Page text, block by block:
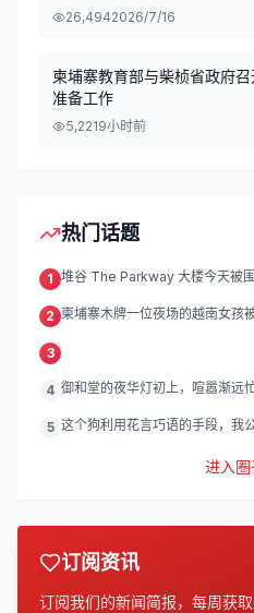
26,4942026/7/16
柬埔寨教育部与柴桢省政府
准备工作
5,2219小时前
热门话题
1 堆谷 The Parkway 大楼今天被
2 柬埔寨木牌一位夜场的越南女孩
3
4 御和堂的夜华灯初上，喧嚣渐远
5 这个狗利用花言巧语的手段，我
进入
订阅资讯
订阅我们的新闻简报，每周获